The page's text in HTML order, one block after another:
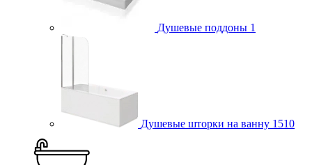
Душевые поддоны 1
Душевые шторки на ванну 1510